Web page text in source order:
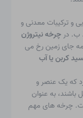
و ترکیبات معدنی و
ب. درچرخه نیتروژن
جای زمین رخ می
کربن یا آب
که یک عنصر و
باشند، به عنوان
چرخه های مهم